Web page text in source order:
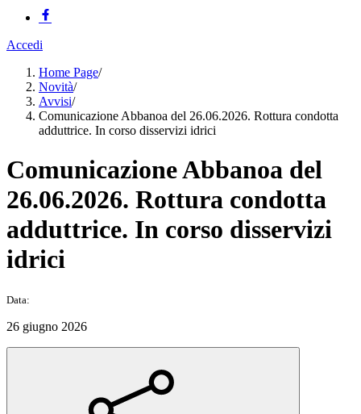
Accedi
Home Page/
Novità/
Avvisi/
Comunicazione Abbanoa del 26.06.2026. Rottura condotta
adduttrice. In corso disservizi idrici
Comunicazione Abbanoa del
26.06.2026. Rottura condotta
adduttrice. In corso disservizi
idrici
Data:
26 giugno 2026